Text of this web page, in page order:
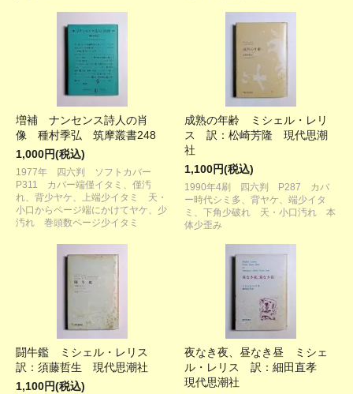
増補 ナンセンス詩人の肖
像 種村季弘 筑摩叢書248
1,000円(税込)
1977年 四六判 ソフトカバー
P311 カバー端僅イタミ、僅汚
れ、背少ヤケ、上端少イタミ 天・
小口からページ端にかけてヤケ、少
汚れ 巻頭数ページ少イタミ
成熟の年齢 ミシェル・レリ
ス 訳：松崎芳隆 現代思潮
社
1,100円(税込)
1990年4刷 四六判 P287 カバ
ー時代シミ多、背ヤケ、端少イタ
ミ、下角少破れ 天・小口汚れ 本
体少歪み
闘牛鑑 ミシェル・レリス
訳：須藤哲生 現代思潮社
1,100円(税込)
夜なき夜、昼なき昼 ミシェ
ル・レリス 訳：細田直孝
現代思潮社